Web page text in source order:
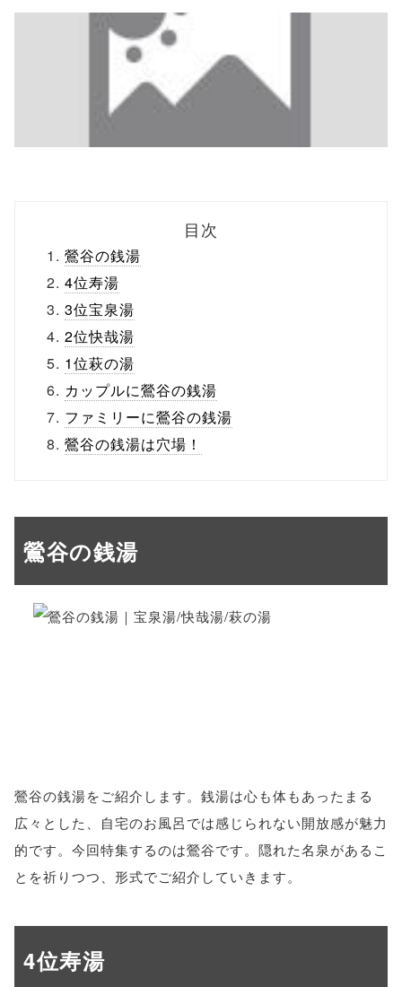
目次
鶯谷の銭湯
4位寿湯
3位宝泉湯
2位快哉湯
1位萩の湯
カップルに鶯谷の銭湯
ファミリーに鶯谷の銭湯
鶯谷の銭湯は穴場！
鶯谷の銭湯
鶯谷の銭湯をご紹介します。銭湯は心も体もあったまる
広々とした、自宅のお風呂では感じられない開放感が魅力
的です。今回特集するのは鶯谷です。隠れた名泉があるこ
とを祈りつつ、形式でご紹介していきます。
4位寿湯